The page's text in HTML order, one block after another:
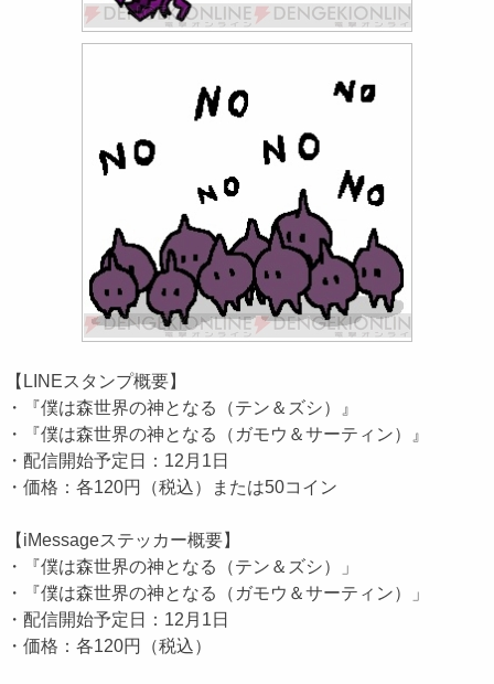
【LINEスタンプ概要】
・『僕は森世界の神となる（テン＆ズシ）』
・『僕は森世界の神となる（ガモウ＆サーティン）』
・配信開始予定日：12月1日
・価格：各120円（税込）または50コイン
【iMessageステッカー概要】
・『僕は森世界の神となる（テン＆ズシ）」
・『僕は森世界の神となる（ガモウ＆サーティン）」
・配信開始予定日：12月1日
・価格：各120円（税込）